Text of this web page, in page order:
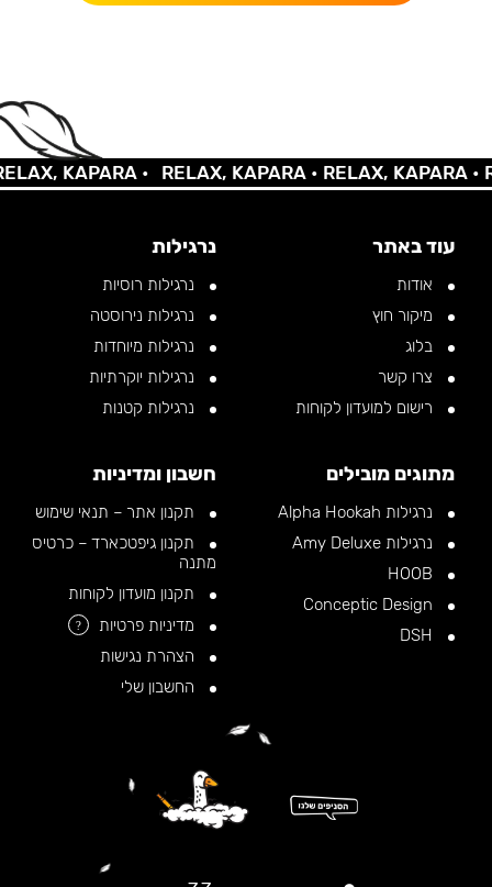
KAPARA • RELAX, KAPARA •RELAX, KAPARA •
עוד באתר
אודות
מיקור חוץ
בלוג
צרו קשר
רישום למועדון לקוחות
נרגילות
נרגילות רוסיות
נרגילות נירוסטה
נרגילות מיוחדות
נרגילות יוקרתיות
נרגילות קטנות
מתוגים מובילים
נרגילות Alpha Hookah
נרגילות Amy Deluxe
חשבון ומדיניות
תקנון אתר – תנאי שימוש
תקנון גיפטכארד – כרטיס
מתנה
תקנון מועדון לקוחות
מדיניות פרטיות
?
הצהרת נגישות
החשבון שלי